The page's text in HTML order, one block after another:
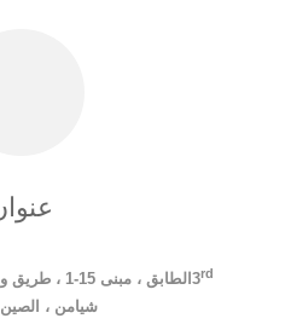
3rd
الطابق ، مبنى 15-1 ، طريق وانغهاي ، مجمع البرمجيات ،
شيامن ، الصين